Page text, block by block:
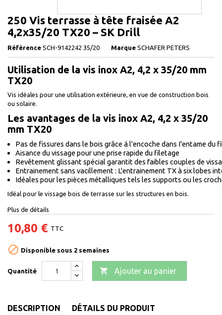
250 Vis terrasse à tête fraisée A2
4,2x35/20 TX20 – SK Drill
Référence SCH-9142242 35/20 Marque SCHAFER PETERS
Utilisation de la vis inox A2, 4,2 x 35/20 mm
TX20
Vis idéales pour une utilisation extérieure, en vue de construction bois
ou solaire.
Les avantages de la vis inox A2, 4,2 x 35/20
mm TX20
Pas de fissures dans le bois grâce á l'encoche dans I'entame
Aisance du vissage pour une prise rapide du filetage
Revêtement glissant spécial garantit des faibles couples de
Entrainement sans vacillement : L'entrainement TX à six lobes
Idéales pour les pièces métalliques tels les supports ou les
Idéal pour le vissage bois de terrasse sur les structures en bois.
Plus de détails
10,80 € TTC
 Disponible sous 2 semaines
Quantité  Ajouter au panier
DESCRIPTION DÉTAILS DU PRODUIT